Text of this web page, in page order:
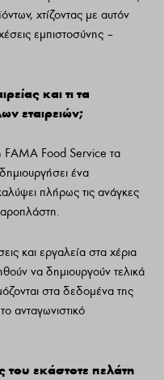
χτίζοντας με αυτόν
εμπιστοσύνης –
και τι τα
εταιρειών;
FAMA Food Service τα
ένα
πλήρως τις ανάγκες
και εργαλεία στα χέρια
να δημιουργούν τελικά
στα δεδομένα της
ανταγωνιστικό
του εκάστοτε πελάτη